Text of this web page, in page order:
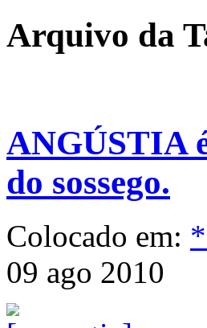
Arquivo da
ANGÚSTIA
do sossego.
Colocado em:
09 ago 2010